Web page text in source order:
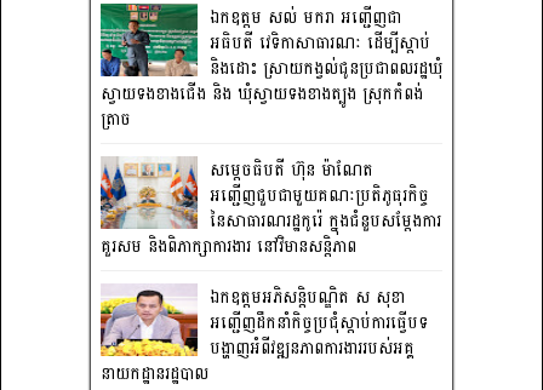
ឯកឧត្តម សល់ មករា អញ្ជើញជា
អធិបតី វេទិកាសាធារណៈ ដើម្បីស្តាប់
និងដោះ ស្រាយកង្វល់ជូនប្រជាពលរដ្ឋឃុំ
ស្វាយទងខាងជើង និង ឃុំស្វាយទងខាងត្បូង ស្រុកកំពង់
ត្រាច
សម្តេចធិបតី ហ៊ុន ម៉ាណែត
អញ្ជើញជួបជាមួយគណៈប្រតិភូធុរកិច្ច
នៃសាធារណរដ្ឋកូរ៉េ ក្នុងជំនួបសម្តែងការ
គួរសម និងពិភាក្សាការងារ នៅវិមានសន្តិភាព
ឯកឧត្តមអភិសន្តិបណ្ឌិត ស សុខា
អញ្ជើញដឹកនាំកិច្ចប្រជុំស្តាប់ការធ្វើបទ
បង្ហាញអំពីវឌ្ឍនភាពការងាររបស់អគ្គ
នាយកដ្ឋានរដ្ឋបាល